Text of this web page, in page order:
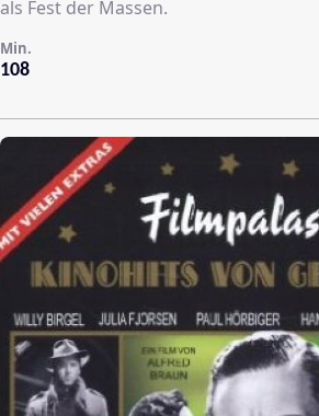
als Fest der Massen.
108
Min.